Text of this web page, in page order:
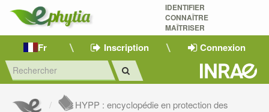
IDENTIFIER
CONNAÎTRE
MAÎTRISER
Fr Inscription Connexion
HYPP : encyclopédie en protection des